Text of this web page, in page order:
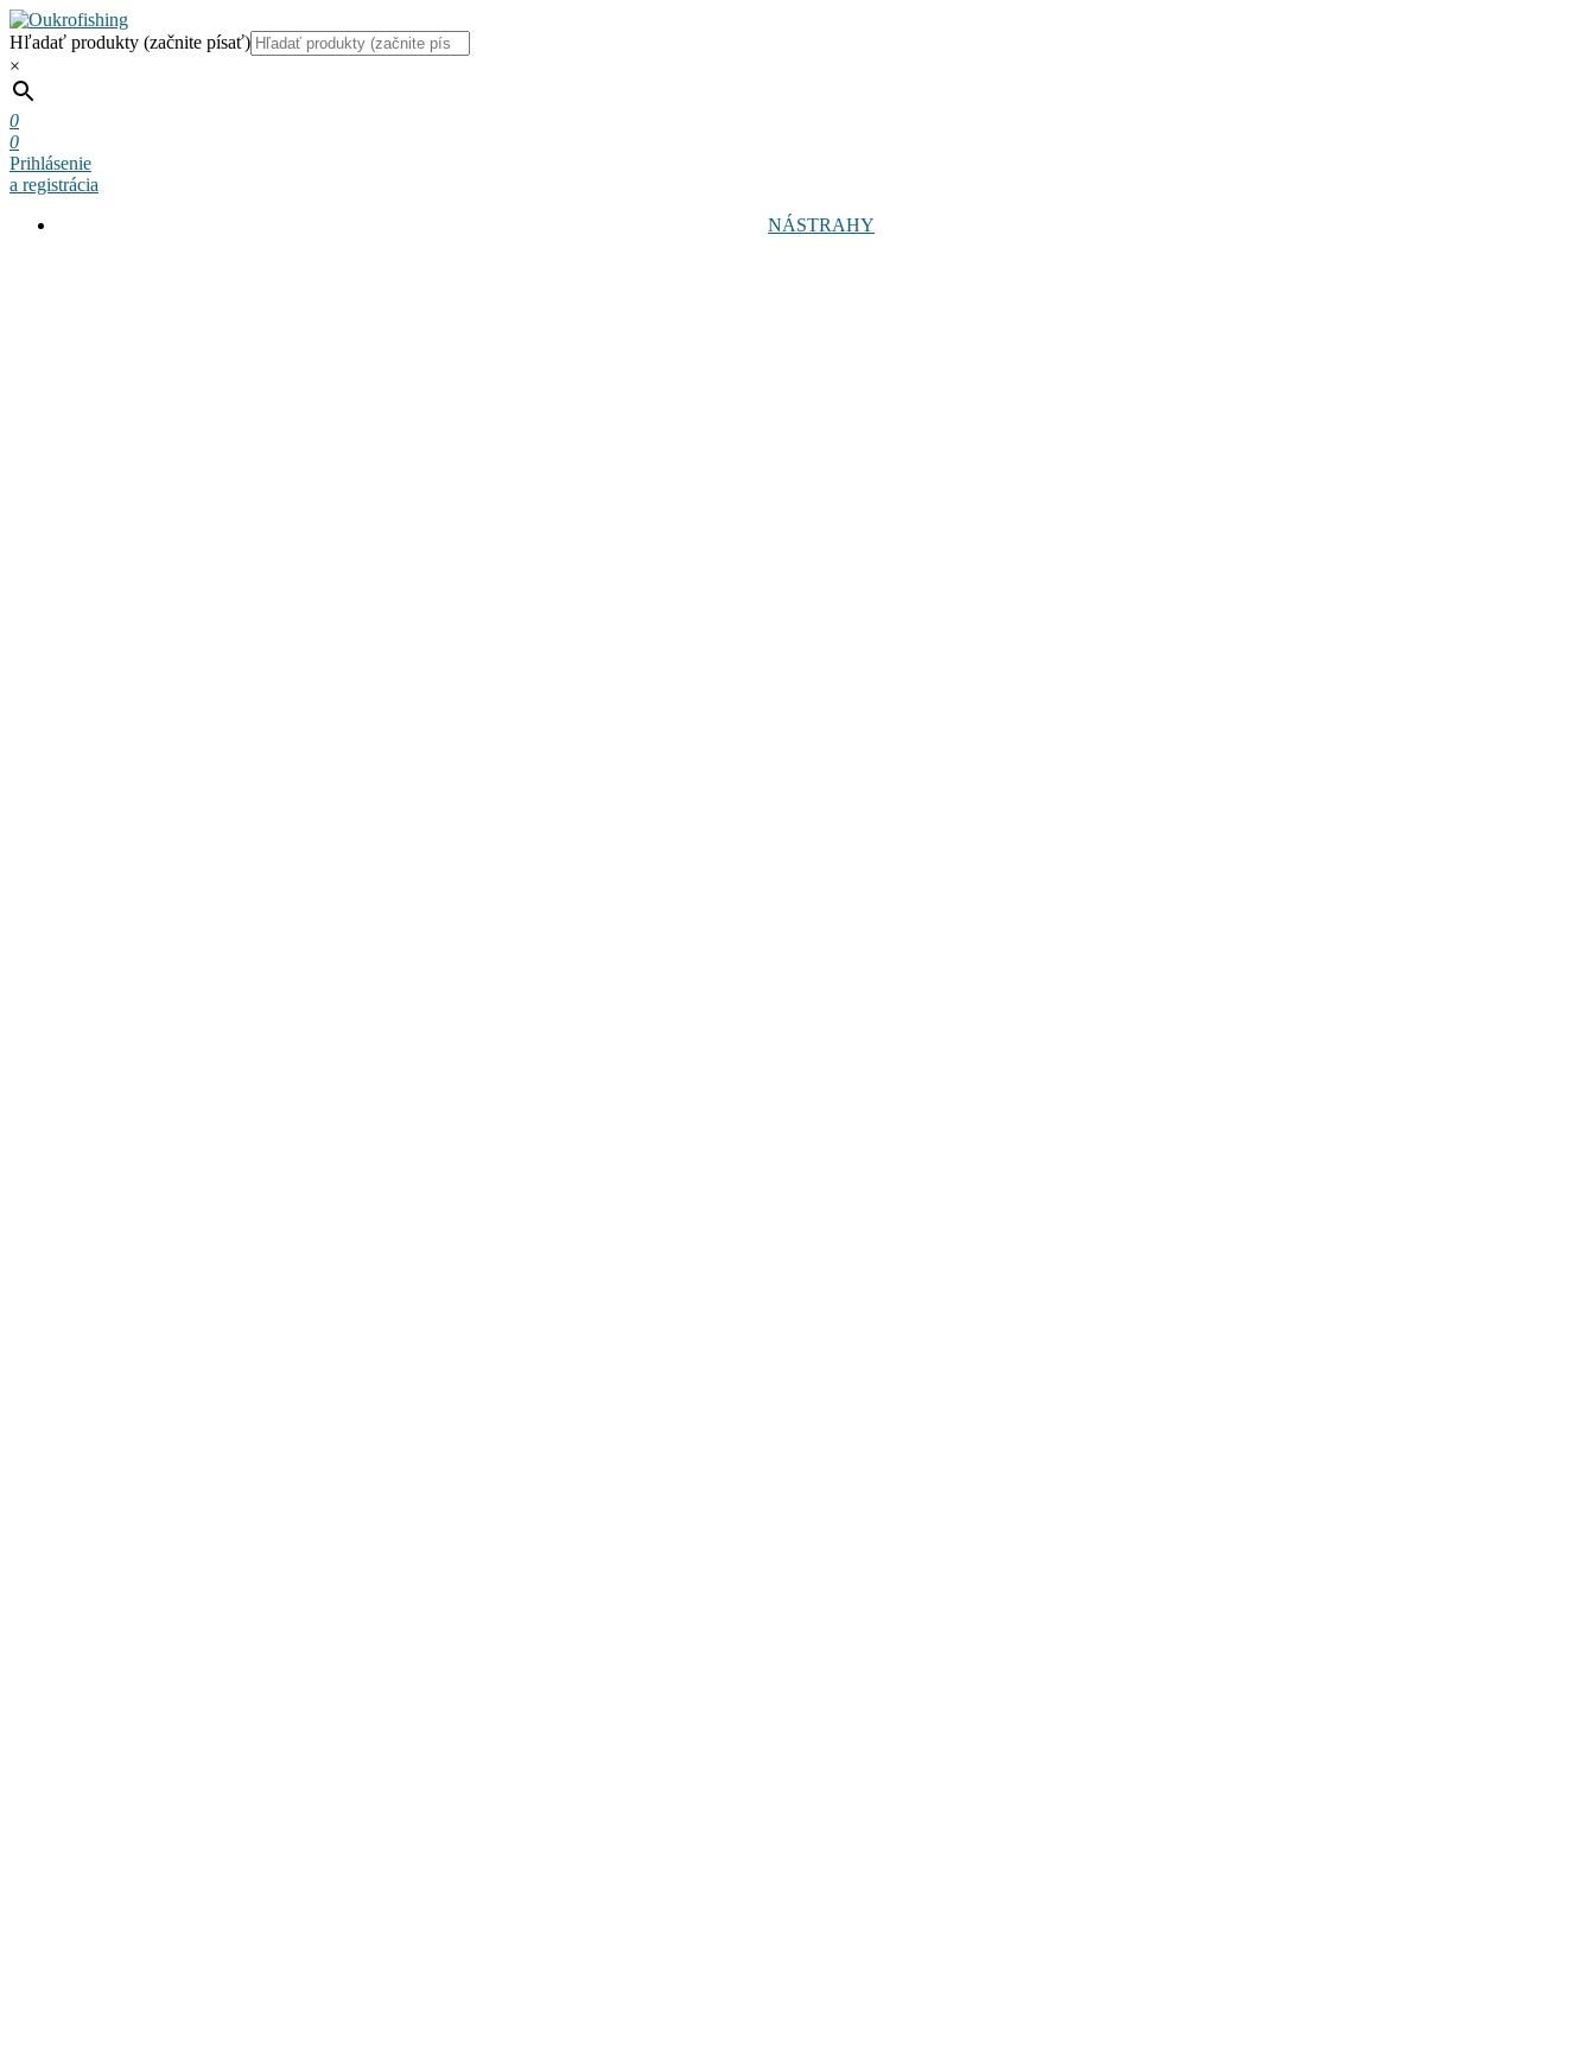
Hľadať produkty (začnite písať)
×
0
0
Prihlásenie
a registrácia
NÁSTRAHY